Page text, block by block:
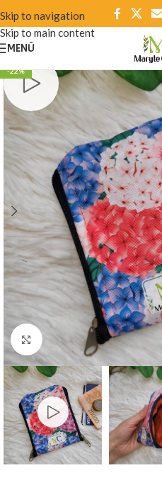
Skip to navigation
Skip to main content
MENÚ
-22%
Clic para ampliar